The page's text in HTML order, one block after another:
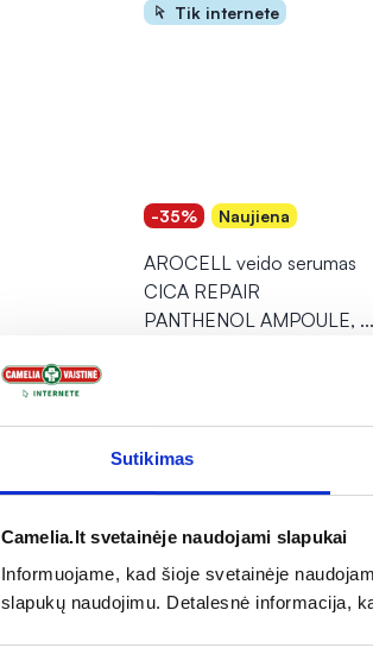
Sutikimas
Camelia.lt svetainėje naudojami slapukai
Informuojame, kad šioje svetainėje
slapukų naudojimu. Detalesnė informacija,
Tik internete
-35% Naujiena
AROCELL veido serumas
CICA REPAIR
PANTHENOL AMPOULE, ...
% PAPILDOMA NUOLAIDA
Tik internete